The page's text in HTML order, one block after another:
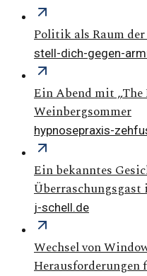
Politik als Raum
stell-dich-gegen-
Ein Abend mit „The
Weinbergsommer
hypnosepraxis-
Ein bekanntes
Überraschungsgast
j-schell.de
Wechsel von
Herausforderungen